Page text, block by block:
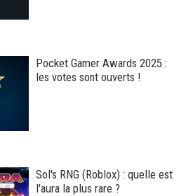
Pocket Gamer Awards 2025 :
les votes sont ouverts !
Sol's RNG (Roblox) : quelle est
l'aura la plus rare ?